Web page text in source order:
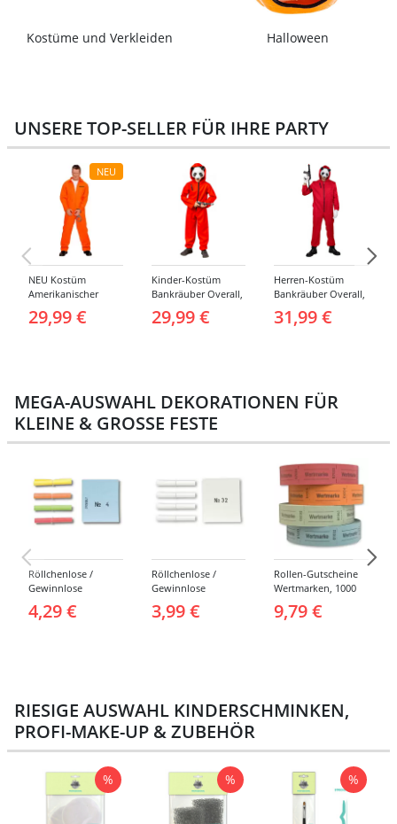
Kostüme und Verkleiden Halloween
UNSERE TOP-SELLER FÜR IHRE PARTY
NEU
NEU Kostüm
Amerikanischer
Overall, Orange -
29,99 €
Kinder-Kostüm
Bankräuber Overall,
29,99 €
Herren-Kostüm
Bankräuber Overall,
31,99 €
MEGA-AUSWAHL DEKORATIONEN FÜR
KLEINE & GROSSE FESTE
Röllchenlose /
Gewinnlose
Tombola, Treffer,
bunt - Nummern 1-
4,29 €
Röllchenlose /
Gewinnlose
Tombola, Treffer,
weiß - Verschiedene
3,99 €
Rollen-Gutscheine
Wertmarken, 1000
Abrisse -
Verschiedene
9,79 €
RIESIGE AUSWAHL KINDERSCHMINKEN,
PROFI-MAKE-UP & ZUBEHÖR
% % %